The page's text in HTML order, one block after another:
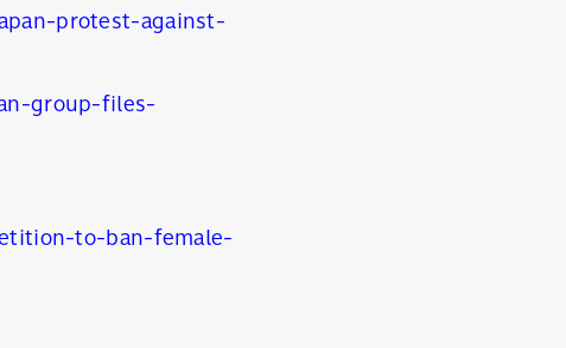
protest-against-
group-files-
to-ban-female-